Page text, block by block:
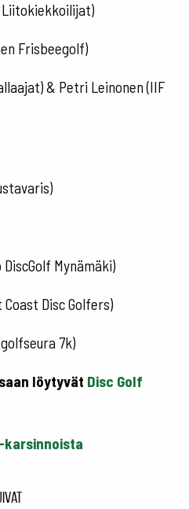
Liitokiekkoilijat)
Frisbeegolf)
& Petri Leinonen (IIF
Mynämäki)
Disc Golfers)
7k)
löytyvät Disc Golf
karsinnoista